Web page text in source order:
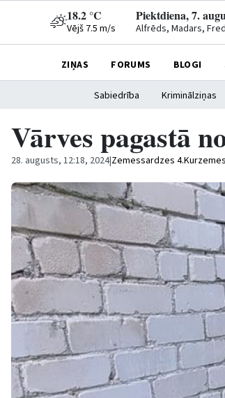
18.2 °C
Vējš 7.5 m/s
Piektdiena, 7.
Alfrēds, Madars,
ZIŅAS FORUMS BLOGI
Sabiedrība Kriminālziņas
Vārves pagastā
28. augusts, 12:18, 2024|Zemessardzes